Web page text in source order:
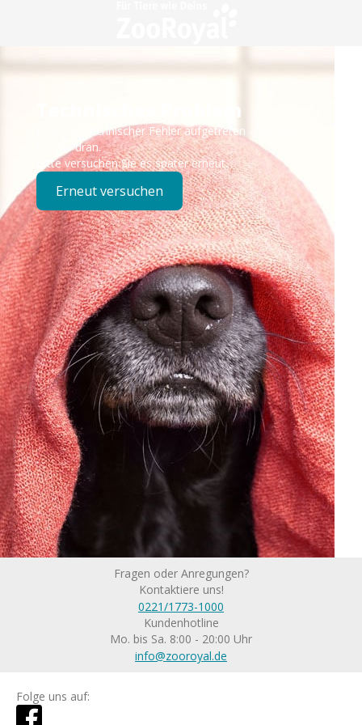
Technisches Problem
Es ist ein technischer Fehler aufgetreten – wir sind
bereits dran.
Bitte versuchen Sie es später erneut.
Erneut versuchen
Fragen oder Anregungen?
Kontaktiere uns!
0221/1773-1000
Kundenhotline
Mo. bis Sa. 8:00 - 20:00 Uhr
info@zooroyal.de
Folge uns auf: